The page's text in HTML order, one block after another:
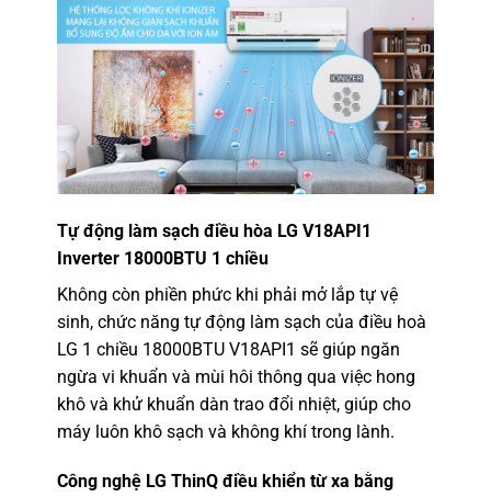
Tự động làm sạch điều hòa LG V18API1
Inverter 18000BTU 1 chiều
Không còn phiền phức khi phải mở lắp tự vệ
sinh, chức năng tự động làm sạch của điều hoà
LG 1 chiều 18000BTU V18API1 sẽ giúp ngăn
ngừa vi khuẩn và mùi hôi thông qua việc hong
khô và khử khuẩn dàn trao đổi nhiệt, giúp cho
máy luôn khô sạch và không khí trong lành.
Công nghệ LG ThinQ điều khiển từ xa bằng